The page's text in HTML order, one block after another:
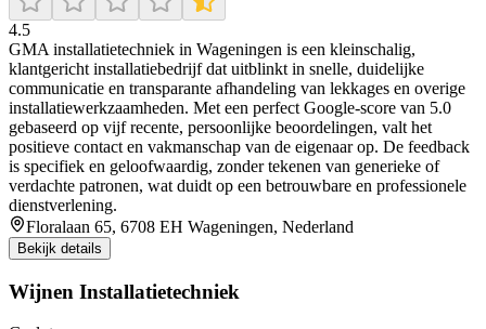
4.5
GMA installatietechniek in Wageningen is een kleinschalig,
klantgericht installatiebedrijf dat uitblinkt in snelle, duidelijke
communicatie en transparante afhandeling van lekkages en overige
installatiewerkzaamheden. Met een perfect Google-score van 5.0
gebaseerd op vijf recente, persoonlijke beoordelingen, valt het
positieve contact en vakmanschap van de eigenaar op. De feedback
is specifiek en geloofwaardig, zonder tekenen van generieke of
verdachte patronen, wat duidt op een betrouwbare en professionele
dienstverlening.
Floralaan 65, 6708 EH Wageningen, Nederland
Bekijk details
Wijnen Installatietechniek